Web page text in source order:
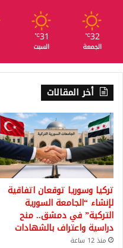
32
℃
الجمعة
31
℃
السبت
أخر المقالات
تركيا وسوريا توقعان اتفاقية
لإنشاء “الجامعة السورية
التركية” في دمشق.. منح
دراسية واعتراف بالشهادات
منذ 12 ساعة